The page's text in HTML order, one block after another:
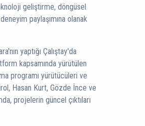
geliştirme, döngüsel
paylaşımına olanak
yaptığı Çalıştay'da
kapsamında yürütülen
programı yürütücüleri ve
Hasan Kurt, Gözde İnce ve
projelerin güncel çıktıları